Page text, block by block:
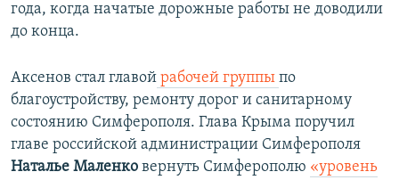
года, когда начатые дорожные работы не доводили
до конца.
Аксенов стал главой рабочей группы по
благоустройству, ремонту дорог и санитарному
состоянию Симферополя. Глава Крыма поручил
главе российской администрации Симферополя
Наталье Маленко вернуть Симферополю «уровень